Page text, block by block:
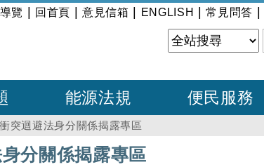
覽 回首頁 意見信箱 ENGLISH |常見問答
能源法規 便民服務
突迴避法身分關係揭露專區
分關係揭露專區